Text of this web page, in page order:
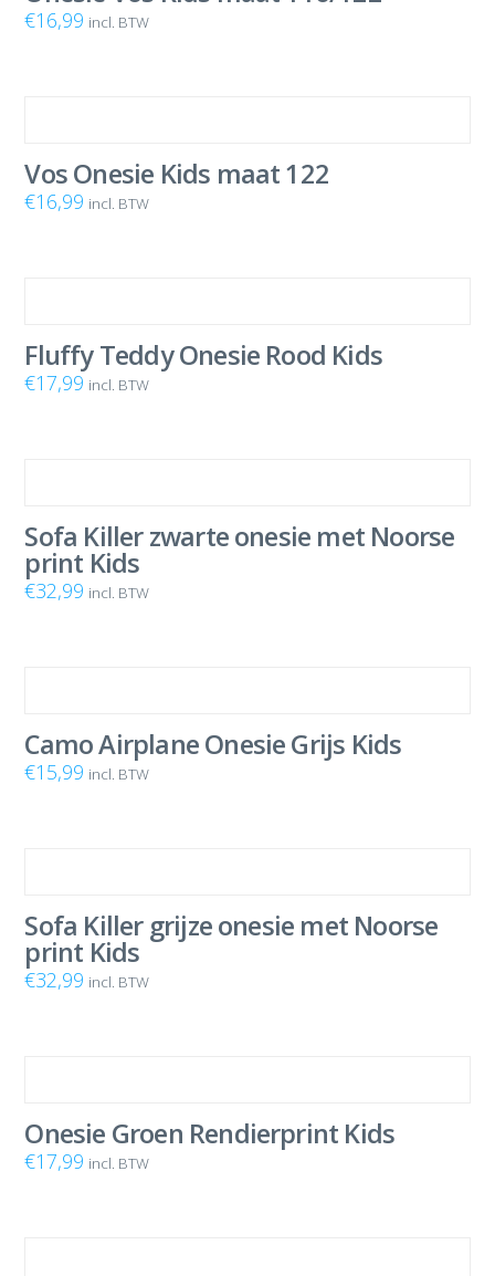
€16,99 incl. BTW
Vos Onesie Kids maat 122
€16,99 incl. BTW
Fluffy Teddy Onesie Rood Kids
€17,99 incl. BTW
Sofa Killer zwarte onesie met Noorse
print Kids
€32,99 incl. BTW
Camo Airplane Onesie Grijs Kids
€15,99 incl. BTW
Sofa Killer grijze onesie met Noorse
print Kids
€32,99 incl. BTW
Onesie Groen Rendierprint Kids
€17,99 incl. BTW